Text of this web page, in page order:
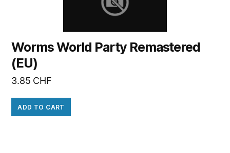
Worms World Party Remastered
(EU)
3.85 CHF
ADD TO CART